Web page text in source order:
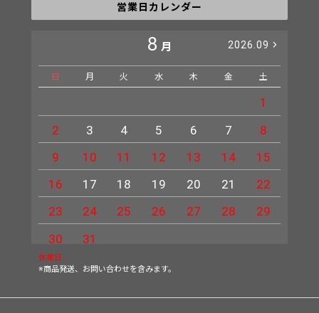
営業日カレンダー
8 月 2026.09
日 月 火 水 木 金 土
1
2
3 4 5 6 7
8
9
10 11 12 13 14
15
16
17 18 19 20 21
22
23
24 25 26 27 28
29
30
31
休業日
※商品発送、お問い合わせを含みます。